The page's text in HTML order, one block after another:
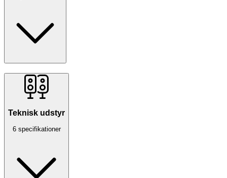
Teknisk udstyr
6 specifikationer